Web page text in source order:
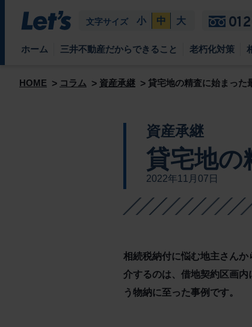
文字サイズ 小 中 大
ホーム 三井不動産だからできること 老朽化対策
HOME コラム 資産承継 貸宅地の精査に始まった
資産承継
貸宅地の
2022年11月07日
相続税納付に悩む地主さん
介するのは、借地契約区画
う物納に至った事例です。